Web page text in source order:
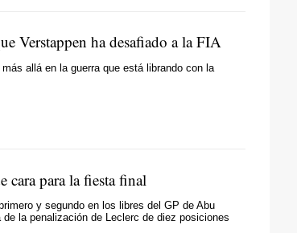
Verstappen ha desafiado a la FIA
allá en la guerra que está librando con la
cara para la fiesta final
y segundo en los libres del GP de Abu
la penalización de Leclerc de diez posiciones